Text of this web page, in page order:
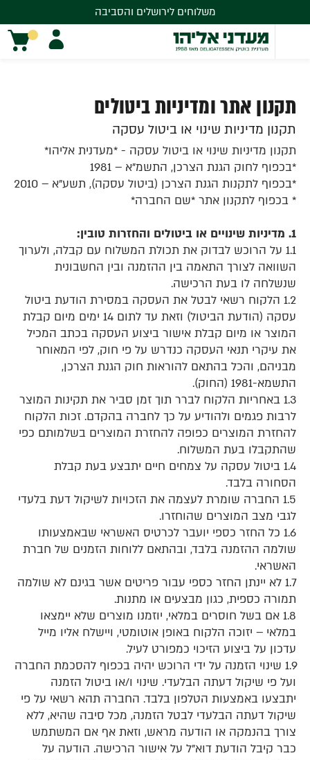
משלוחים לירושלים והסביבה
משלוחים לירושלים והסביבה
תקנון אתר ומדיניות ביטולים
תקנון מדיניות שינוי או ביטול עסקה
תקנון מדיניות שינוי או ביטול עסקה - *מעדנית אליהו*
*בכפוף לחוק הגנת הצרכן, התשמ”א – 1981
*בכפוף לתקנות הגנת הצרכן (ביטול עסקה), תשע”א – 2010
* בכפוף לתקנון אתר *שם החברה*
1. מדיניות שינויים או ביטולים והחזרות טובין:
1.1 על הרוכש לבדוק את תכולת המשלוח עם קבלה, ולערוך
השוואה לצורך התאמה בין ההזמנה ובין החשבונית
שנשלחה לו בעת הרכישה.
1.2 הלקוח רשאי לבטל את העסקה במסירת הודעת ביטול
עסקה (הודעת הביטול) וזאת עד לתום 14 ימים מיום קבלת
המוצר או מיום קבלת אישור ביצוע העסקה בכתב המכיל
את עיקרי תנאי העסקה כנדרש על פי חוק, לפי המאוחר
מבניהם, והכל בהתאם להוראות חוק הגנת הצרכן,
התשמא-1981 (החוק).
1.3 באחריות הלקוח לברר תוך זמן סביר את תקינות המוצר
לרבות פגמים ולהודיע על כך לחברה בהקדם. זכות הלקוח
להחזרת המוצרים כפופה להחזרת המוצרים בשלמותם כפי
שהתקבלו בעת המשלוח.
1.4 ביטול עסקה על צמחים חיים יתבצע בעת קבלת
הסחורה בלבד.
1.5 החברה שומרת לעצמה את הזכויות לשיקול דעת בלעדי
לגבי מצב המוצרים שהוחזרו.
1.6 כל החזר כספי יועבר לכרטיס האשראי שבאמצעותו
שולמה ההזמנה בלבד, ובהתאם ללוחות הזמנים של חברת
האשראי.
1.7 לא יינתן החזר כספי עבור פריטים אשר בגינם לא שולמה
תמורה כספית, כגון מבצעים או מתנות.
1.8 אם בשל חוסרים במלאי, יוזמנו מוצרים שלא יימצאו
במלאי – יזוכה הלקוח באופן אוטומטי, ויישלח אליו מייל
עדכון על ביצוע הזיכוי כמפורט לעיל.
1.9 שינוי הזמנה על ידי הרוכש יהיה בכפוף להסכמת החברה
ועל פי שיקול דעתה הבלעדי. שינוי ו/או ביטול הזמנה
יתבצעו באמצעות הטלפון בלבד. החברה תהא רשאי על פי
שיקול דעתה הבלעדי לבטל הזמנה, מכל סיבה שהיא, ללא
צורך בהנמקה או הודעה מראש, וזאת אף אם המשתמש
כבר קיבל הודעת דוא”ל על אישור הרכישה. הודעה על